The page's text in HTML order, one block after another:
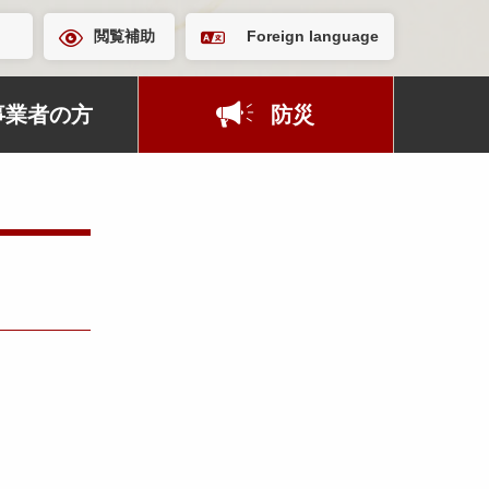
閲覧補助 Foreign language
業者の方 防災